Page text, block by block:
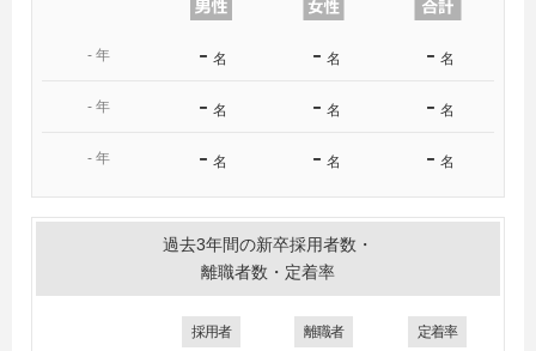
学、明星大学、桃山学院大学、山形大学、横浜商科大
澤大学、和光大学、早稲田大学
University（New Zealand）、Flinders
University（Australia）、University of South Australia、
- 年 - 名 - 名 - 名
- 年 - 名 - 名 - 名
- 年 - 名 - 名 - 名
過去3年間の新卒採用者数・
離職者数・定着率
採用者 離職者 定着率